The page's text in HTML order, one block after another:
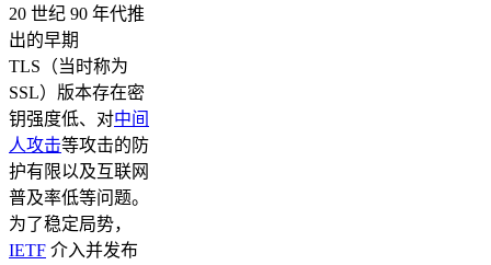
20 世纪 90 年代推
出的早期
TLS（当时称为
SSL）版本存在密
钥强度低、对中间
人攻击等攻击的防
护有限以及互联网
普及率低等问题。
为了稳定局势，
IETF 介入并发布